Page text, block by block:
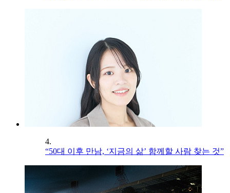
4.
“50대 이후 만남, ‘지금의 삶’ 함께할 사람 찾는 것”